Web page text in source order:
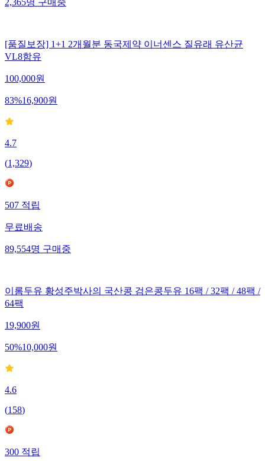
2,365명구매중
[품질보장] 1+1 2개월분 동국제약 이너센스 질유래 유산균
VL8함유
100,000원
83%16,900원
4.7
(1,329)
507적립
무료배송
89,554명구매중
이롬두유 황성주박사의 국산콩 검은콩두유 16팩 / 32팩 / 48팩 /
64팩
19,900원
50%10,000원
4.6
(158)
300적립